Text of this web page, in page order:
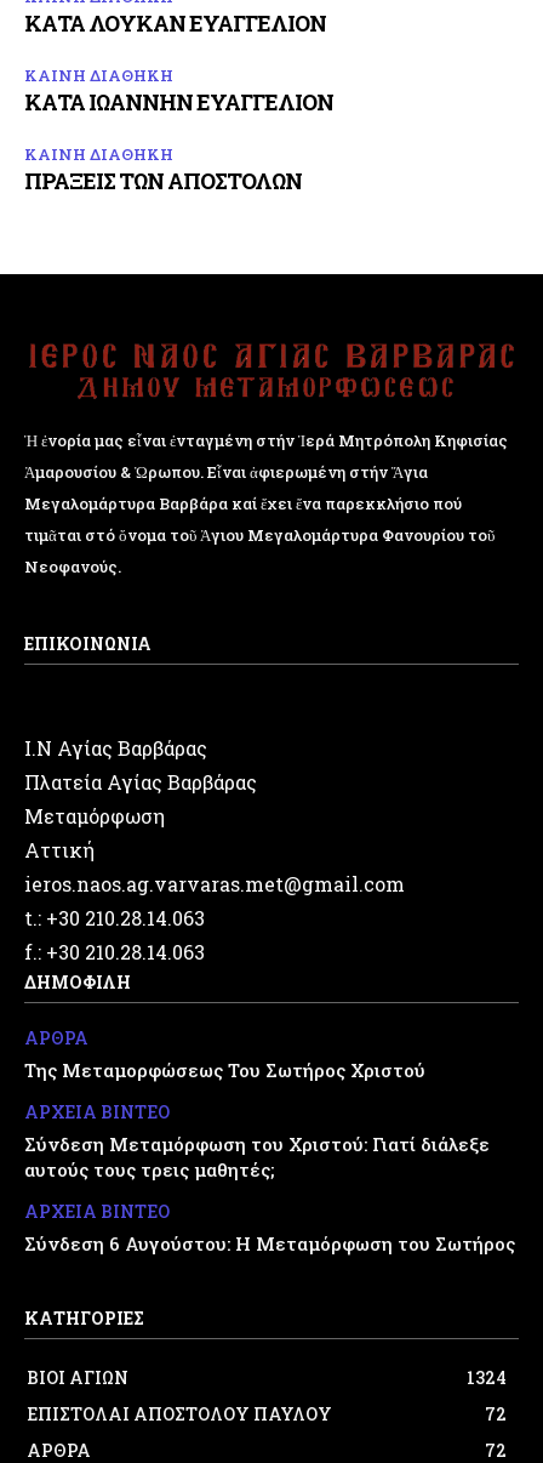
ΚΑΤΑ ΛΟΥΚΑΝ ΕΥΑΓΓΕΛΙΟΝ
ΚΑΙΝΗ ΔΙΑΘΗΚΗ
ΚΑΤΑ ΙΩΑΝΝΗΝ ΕΥΑΓΓΕΛΙΟΝ
ΚΑΙΝΗ ΔΙΑΘΗΚΗ
ΠΡΑΞΕΙΣ ΤΩΝ ΑΠΟΣΤΟΛΩΝ
Ἡ ἐνορία μας εἶναι ἐνταγμένη στήν Ἱερά Μητρόπολη Κηφισίας
Ἁμαρουσίου & Ὠρωπου. Εἶναι ἀφιερωμένη στήν Ἅγια
Μεγαλομάρτυρα Βαρβάρα καί ἔχει ἕνα παρεκκλήσιο πού
τιμᾶται στό ὄνομα τοῦ Ἁγιου Μεγαλομάρτυρα Φανουρίου τοῦ
Νεοφανούς.
ΕΠΙΚΟΙΝΩΝΙΑ
Ι.Ν Αγίας Βαρβάρας
Πλατεία Αγίας Βαρβάρας
Μεταμόρφωση
Αττική
ieros.naos.ag.varvaras.met@gmail.com
t.: +30 210.28.14.063
f.: +30 210.28.14.063
ΔΗΜΟΦΙΛΗ
ΑΡΘΡΑ
Της Μεταμορφώσεως Του Σωτήρος Χριστού
ΑΡΧΕΙΑ ΒΙΝΤΕΟ
Σύνδεση Μεταμόρφωση του Χριστού: Γιατί διάλεξε
αυτούς τους τρεις μαθητές;
ΑΡΧΕΙΑ ΒΙΝΤΕΟ
Σύνδεση 6 Αυγούστου: Η Μεταμόρφωση του Σωτήρος
ΚΑΤΗΓΟΡΙΕΣ
ΒΙΟΙ ΑΓΙΩΝ
1324
ΕΠΙΣΤΟΛΑΙ ΑΠΟΣΤΟΛΟΥ ΠΑΥΛΟΥ
72
ΑΡΘΡΑ
72